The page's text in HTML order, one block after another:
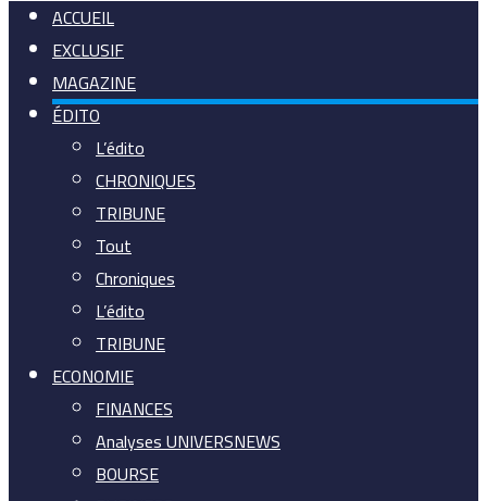
ACCUEIL
EXCLUSIF
MAGAZINE
ÉDITO
L’édito
CHRONIQUES
TRIBUNE
Tout
Chroniques
L’édito
TRIBUNE
ECONOMIE
FINANCES
Analyses UNIVERSNEWS
BOURSE